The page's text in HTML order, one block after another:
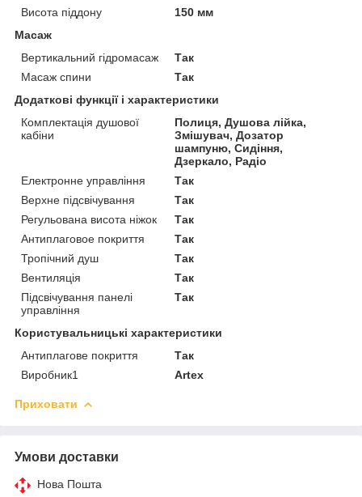
Висота піддону
150 мм
Масаж
Вертикальний гідромасаж
Так
Масаж спини
Так
Додаткові функції і характеристики
Комплектація душової
кабіни
Полиця, Душова лійка,
Змішувач, Дозатор
шампуню, Сидіння,
Дзеркало, Радіо
Електронне управління
Так
Верхне підсвічування
Так
Регульована висота ніжок
Так
Антиплаговое покриття
Так
Тропічний душ
Так
Вентиляція
Так
Підсвічування панелі
управління
Так
Користувальницькі характеристики
Антиплагове покриття
Так
Виробник1
Artex
Приховати
Умови доставки
Нова Пошта